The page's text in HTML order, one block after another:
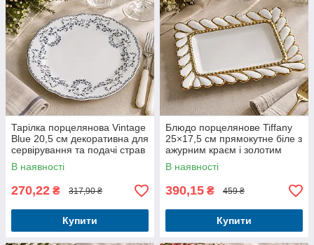
Тарілка порцелянова Vintage
Blue 20,5 см декоративна для
сервірування та подачі страв
В наявності
270,22 ₴ 317,90 ₴
Купити
Блюдо порцелянове Tiffany
25×17,5 см прямокутне біле з
ажурним краєм і золотим
декором
В наявності
390,15 ₴ 459 ₴
Купити